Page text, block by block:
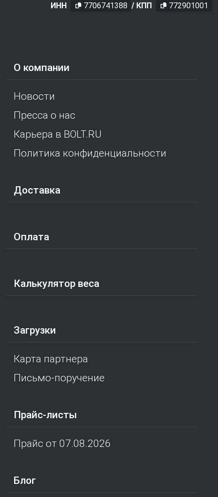
О компании
Новости
Пресса о нас
Карьера в BOLT.RU
Политика конфиденциальности
Доставка
Оплата
Калькулятор веса
Загрузки
Карта партнера
Письмо-поручение
Прайс-листы
Прайс от 07.08.2026
Блог
ИНН
7706741388 / КПП 772901001